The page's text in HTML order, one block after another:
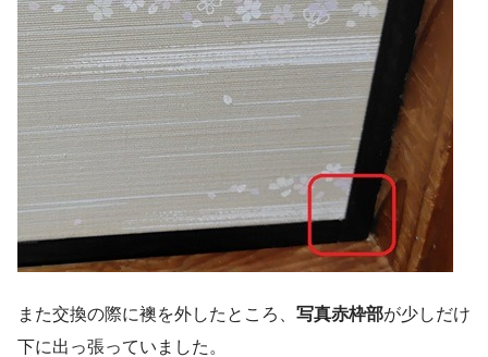
また交換の際に襖を外したところ、 写真赤枠部が少しだけ
下に出っ張っていました。